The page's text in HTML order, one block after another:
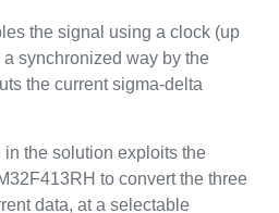
the signal using a clock (up
synchronized way by the
the current sigma-delta
the solution exploits the
to convert the three
data, at a selectable